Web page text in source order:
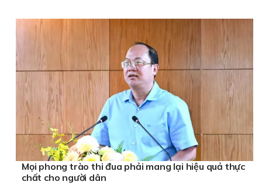
Mọi phong trào thi đua phải mang lại hiệu quả thực
chất cho người dân